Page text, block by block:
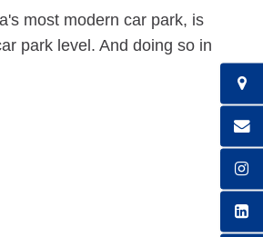
most modern car park, is
park level. And doing so in